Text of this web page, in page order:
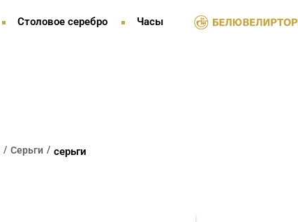
Столовое серебро Часы
Серьги серьги